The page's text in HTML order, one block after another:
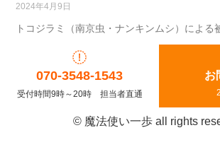
2024年4月9日
トコジラミ（南京虫・ナンキンムシ）による
070-3548-1543
受付時間9時～20時 担当者直通
お
© 魔法使い一歩 all rights